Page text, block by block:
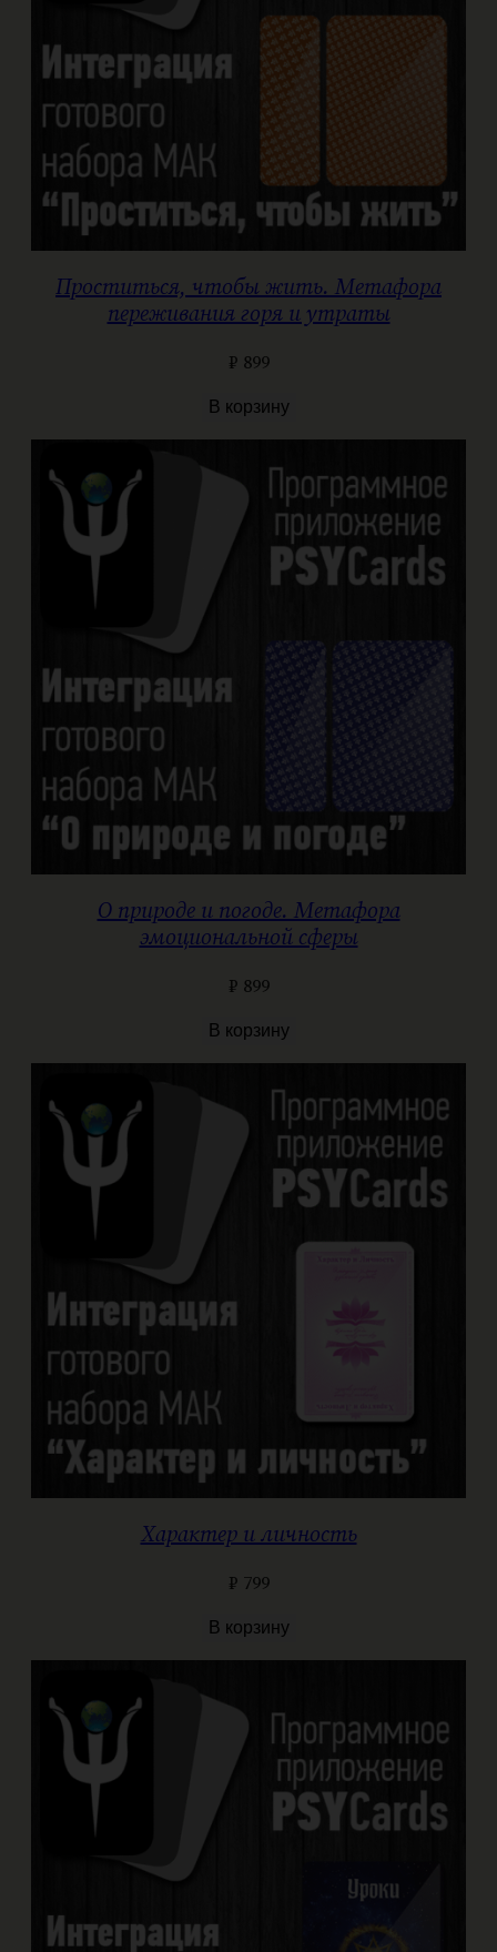
Проститься, чтобы жить. Метафора
переживания горя и утраты
₽ 899
В корзину
О природе и погоде. Метафора
эмоциональной сферы
₽ 899
В корзину
Характер и личность
₽ 799
В корзину